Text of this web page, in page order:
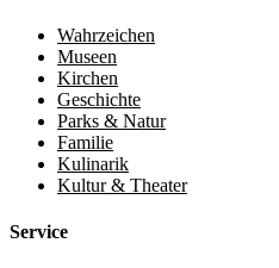
Wahrzeichen
Museen
Kirchen
Geschichte
Parks & Natur
Familie
Kulinarik
Kultur & Theater
Service